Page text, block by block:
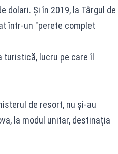
dolari. Și în 2019, la Târgul de
într-un "perete complet
turistică, lucru pe care îl
de resort, nu şi-au
la modul unitar, destinaţia